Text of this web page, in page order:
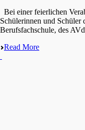
Bei einer feier­li­chen
Schüle­rin­nen und Schüler
Berufs­fach­schu­le, des
Read More